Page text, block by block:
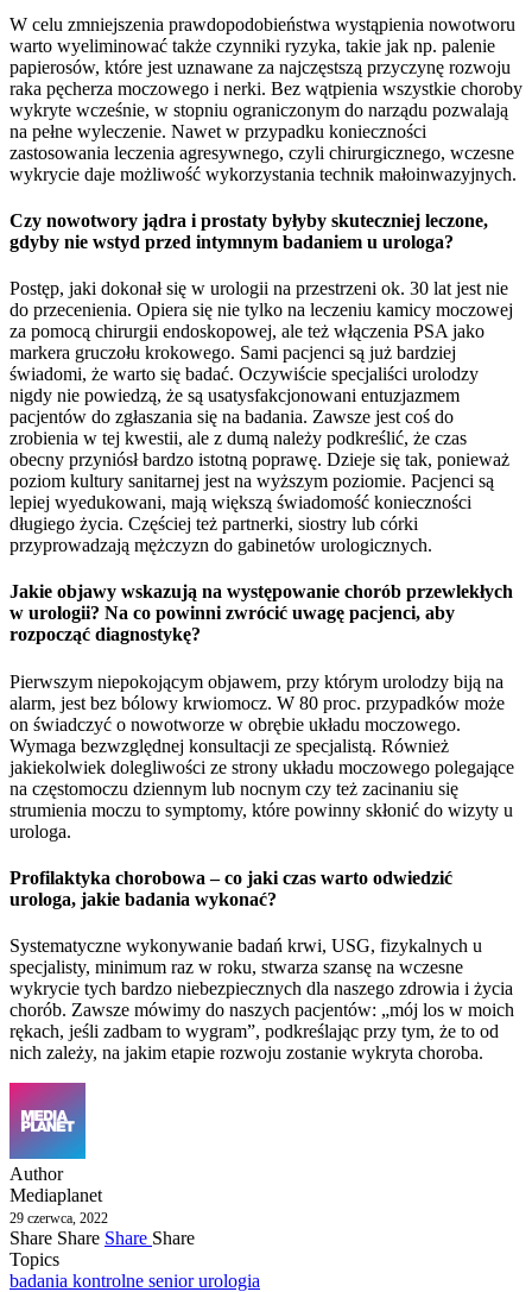
W celu zmniejszenia prawdopodobieństwa wystąpienia nowotworu
warto wyeliminować także czynniki ryzyka, takie jak np. palenie
papierosów, które jest uznawane za najczęstszą przyczynę rozwoju
raka pęcherza moczowego i nerki. Bez wątpienia wszystkie choroby
wykryte wcześnie, w stopniu ograniczonym do narządu pozwalają
na pełne wyleczenie. Nawet w przypadku konieczności
zastosowania leczenia agresywnego, czyli chirurgicznego, wczesne
wykrycie daje możliwość wykorzystania technik małoinwazyjnych.
Czy nowotwory jądra i prostaty byłyby skuteczniej leczone,
gdyby nie wstyd przed intymnym badaniem u urologa?
Postęp, jaki dokonał się w urologii na przestrzeni ok. 30 lat jest nie
do przecenienia. Opiera się nie tylko na leczeniu kamicy moczowej
za pomocą chirurgii endoskopowej, ale też włączenia PSA jako
markera gruczołu krokowego. Sami pacjenci są już bardziej
świadomi, że warto się badać. Oczywiście specjaliści urolodzy
nigdy nie powiedzą, że są usatysfakcjonowani entuzjazmem
pacjentów do zgłaszania się na badania. Zawsze jest coś do
zrobienia w tej kwestii, ale z dumą należy podkreślić, że czas
obecny przyniósł bardzo istotną poprawę. Dzieje się tak, ponieważ
poziom kultury sanitarnej jest na wyższym poziomie. Pacjenci są
lepiej wyedukowani, mają większą świadomość konieczności
długiego życia. Częściej też partnerki, siostry lub córki
przyprowadzają mężczyzn do gabinetów urologicznych.
Jakie objawy wskazują na występowanie chorób przewlekłych
w urologii? Na co powinni zwrócić uwagę pacjenci, aby
rozpocząć diagnostykę?
Pierwszym niepokojącym objawem, przy którym urolodzy biją na
alarm, jest bez bólowy krwiomocz. W 80 proc. przypadków może
on świadczyć o nowotworze w obrębie układu moczowego.
Wymaga bezwzględnej konsultacji ze specjalistą. Również
jakiekolwiek dolegliwości ze strony układu moczowego polegające
na częstomoczu dziennym lub nocnym czy też zacinaniu się
strumienia moczu to symptomy, które powinny skłonić do wizyty u
urologa.
Profilaktyka chorobowa – co jaki czas warto odwiedzić
urologa, jakie badania wykonać?
Systematyczne wykonywanie badań krwi, USG, fizykalnych u
specjalisty, minimum raz w roku, stwarza szansę na wczesne
wykrycie tych bardzo niebezpiecznych dla naszego zdrowia i życia
chorób. Zawsze mówimy do naszych pacjentów: „mój los w moich
rękach, jeśli zadbam to wygram”, podkreślając przy tym, że to od
nich zależy, na jakim etapie rozwoju zostanie wykryta choroba.
Author
Mediaplanet
29 czerwca, 2022
Share Share Share Share
Topics
badania kontrolne seniorurologia